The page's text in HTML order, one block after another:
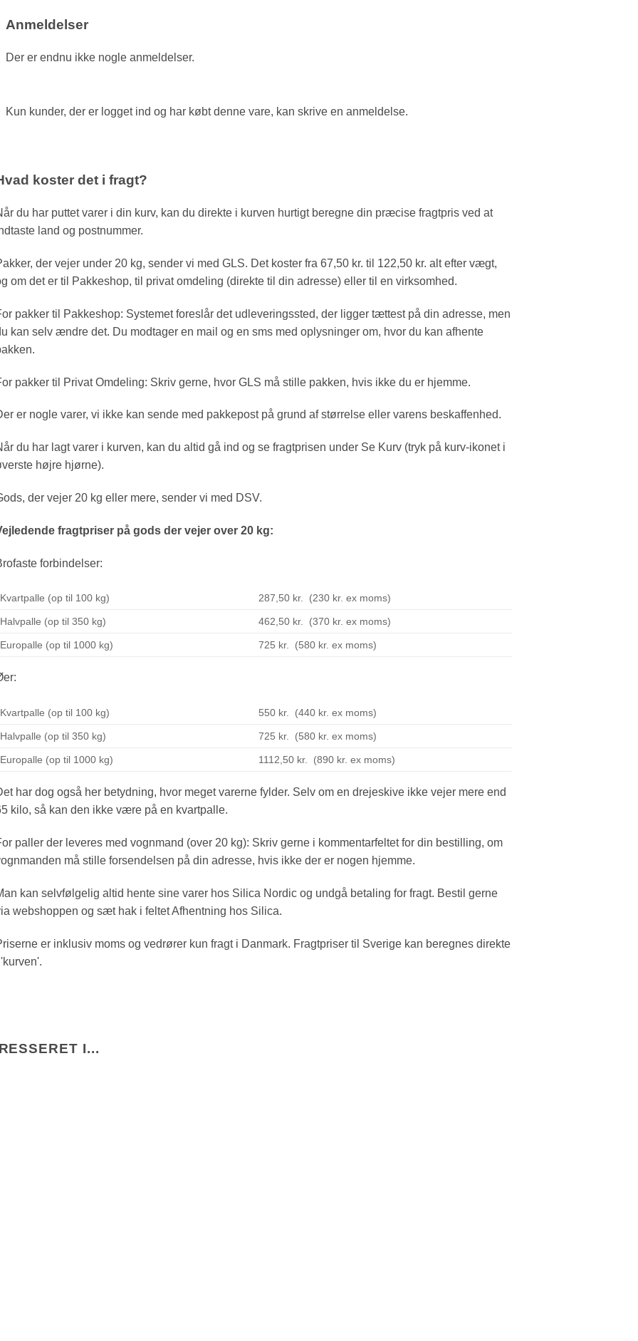
Anmeldelser
Der er endnu ikke nogle anmeldelser.
Kun kunder, der er logget ind og har købt denne vare, kan skrive en anmeldelse.
koster det i fragt?
du har puttet varer i din kurv, kan du direkte i kurven hurtigt beregne din præcise fragtpris ved at
land og postnummer.
der vejer under 20 kg, sender vi med GLS. Det koster fra 67,50 kr. til 122,50 kr. alt efter vægt,
om det er til Pakkeshop, til privat omdeling (direkte til din adresse) eller til en virksomhed.
pakker til Pakkeshop: Systemet foreslår det udleveringssted, der ligger tættest på din adresse, men
kan selv ændre det. Du modtager en mail og en sms med oplysninger om, hvor du kan afhente
pakker til Privat Omdeling: Skriv gerne, hvor GLS må stille pakken, hvis ikke du er hjemme.
er nogle varer, vi ikke kan sende med pakkepost på grund af størrelse eller varens beskaffenhed.
du har lagt varer i kurven, kan du altid gå ind og se fragtprisen under Se Kurv (tryk på kurv-ikonet i
højre hjørne).
der vejer 20 kg eller mere, sender vi med DSV.
fragtpriser på gods der vejer over 20 kg:
forbindelser:
Kvartpalle (op til 100 kg) 287,50 kr. (230 kr. ex moms)
Halvpalle (op til 350 kg) 462,50 kr. (370 kr. ex moms)
Europalle (op til 1000 kg) 725 kr. (580 kr. ex moms)
Kvartpalle (op til 100 kg) 550 kr. (440 kr. ex moms)
Halvpalle (op til 350 kg) 725 kr. (580 kr. ex moms)
Europalle (op til 1000 kg) 1112,50 kr. (890 kr. ex moms)
har dog også her betydning, hvor meget varerne fylder. Selv om en drejeskive ikke vejer mere end
kilo, så kan den ikke være på en kvartpalle.
paller der leveres med vognmand (over 20 kg): Skriv gerne i kommentarfeltet for din bestilling, om
må stille forsendelsen på din adresse, hvis ikke der er nogen hjemme.
kan selvfølgelig altid hente sine varer hos Silica Nordic og undgå betaling for fragt. Bestil gerne
webshoppen og sæt hak i feltet Afhentning hos Silica.
er inklusiv moms og vedrører kun fragt i Danmark. Fragtpriser til Sverige kan beregnes direkte
I...